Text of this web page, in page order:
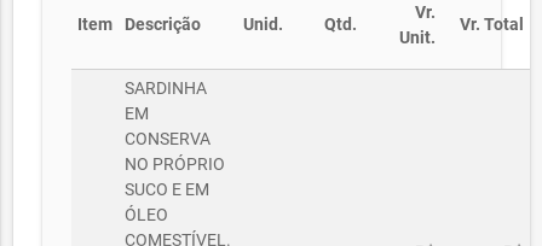
Item Descrição Unid. Qtd.
Vr.
Unit.
Vr. Total
SARDINHA
EM
CONSERVA
NO PRÓPRIO
SUCO E EM
ÓLEO
COMESTÍVEL.